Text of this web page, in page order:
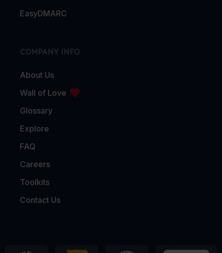
EasyDMARC
COMPANY INFO
About Us
Wall of Love
Glossary
Explore
FAQ
Careers
Toolkits
Contact Us